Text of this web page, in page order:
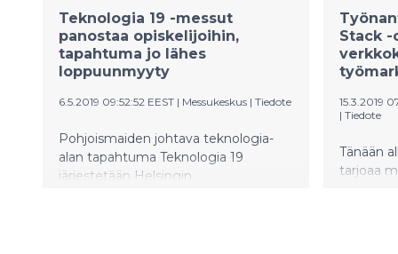
Ohisalo.
Teknologia 19 -messut
panostaa opiskelijoihin,
tapahtuma jo lähes
loppuunmyyty
6.5.2019 09:52:52 EEST | Messukeskus | Tiedote
Pohjoismaiden johtava teknologia-
alan tapahtuma Teknologia 19
järjestetään Helsingin
Stack -
15.3.2019
| Tiedote
Tänään
tarjoaa